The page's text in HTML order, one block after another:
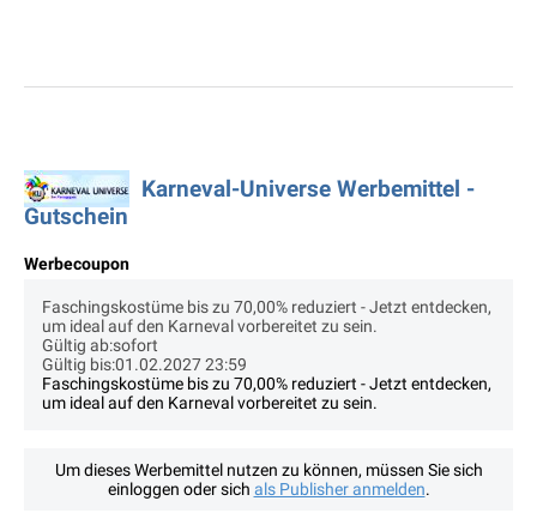
Karneval-Universe Werbemittel -
Gutschein
Werbecoupon
Faschingskostüme bis zu 70,00% reduziert - Jetzt entdecken,
um ideal auf den Karneval vorbereitet zu sein.
Gültig ab:sofort
Gültig bis:01.02.2027 23:59
Faschingskostüme bis zu 70,00% reduziert - Jetzt entdecken,
um ideal auf den Karneval vorbereitet zu sein.
Um dieses Werbemittel nutzen zu können, müssen Sie sich
einloggen oder sich als Publisher anmelden.